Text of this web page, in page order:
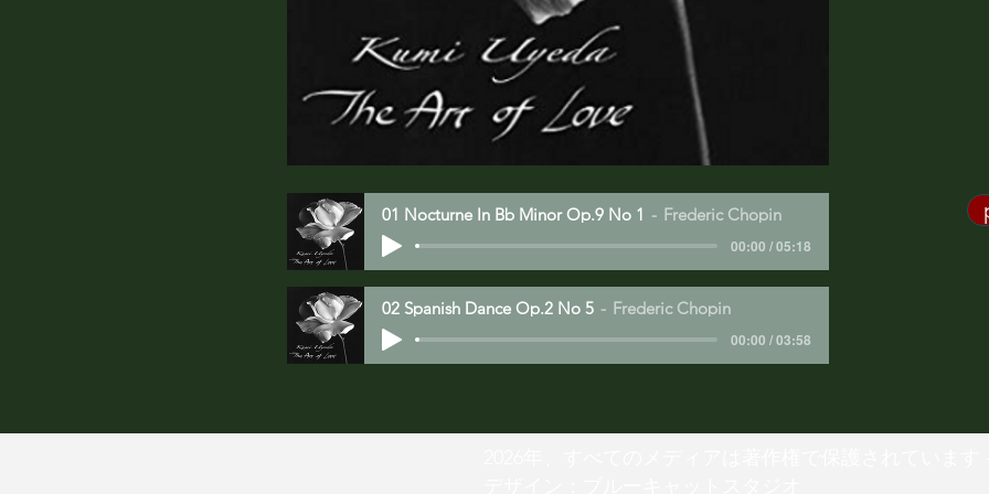
01 Nocturne In Bb Minor Op.9 No 1 Frederic Chopin
00:00 / 05:18
02 Spanish Dance Op.2 No 5 Frederic Chopin
00:00 / 03:58